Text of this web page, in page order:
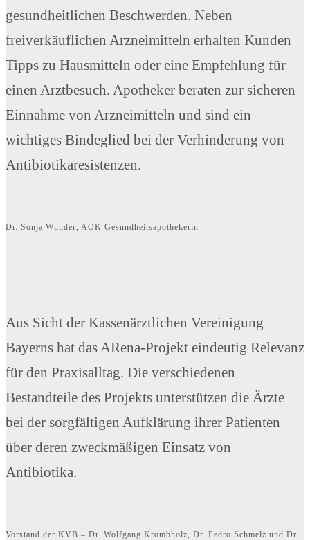
gesundheitlichen Beschwerden. Neben
freiverkäuflichen Arzneimitteln erhalten Kunden
Tipps zu Hausmitteln oder eine Empfehlung für
einen Arztbesuch. Apotheker beraten zur sicheren
Einnahme von Arzneimitteln und sind ein
wichtiges Bindeglied bei der Verhinderung von
Antibiotikaresistenzen.
Dr. Sonja Wunder, AOK Gesundheitsapothekerin
Aus Sicht der Kassenärztlichen Vereinigung
Bayerns hat das ARena-Projekt eindeutig Relevanz
für den Praxisalltag. Die verschiedenen
Bestandteile des Projekts unterstützen die Ärzte
bei der sorgfältigen Aufklärung ihrer Patienten
über deren zweckmäßigen Einsatz von
Antibiotika.
Vorstand der KVB – Dr. Wolfgang Krombholz, Dr. Pedro Schmelz und Dr.